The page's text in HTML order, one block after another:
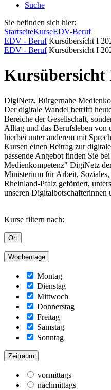
Suche
Sie befinden sich hier:
StartseiteKurseEDV-Beruf
EDV - Beruf Kursübersicht I
EDV - Beruf Kursübersicht I
Kursübersicht
DigiNetz, Bürgernahe
Der digitale Wandel betrifft
Bereiche der Gesellschaft,
Alltag und das Berufsleben
hierbei unter anderem mit
Kursen einen Beitrag zur
passende Angebot finden Sie
Medienkompetenz" DigiNetz
Ministerium für Arbeit,
Rheinland-Pfalz gefördert,
unseren Digitalbotschafterinnen
Kurse filtern nach:
Ort
Wochentage
Montag
Dienstag
Mittwoch
Donnerstag
Freitag
Samstag
Sonntag
Zeitraum
vormittags
nachmittags